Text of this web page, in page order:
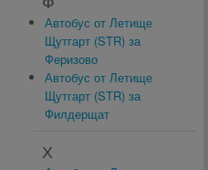
Автобус от Летище
Щутгарт (STR) за
Феризово
Автобус от Летище
Щутгарт (STR) за
Филдерщат
Х